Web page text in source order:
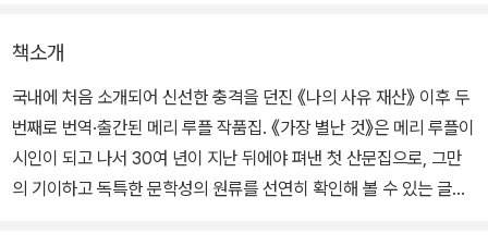
책소개
국내에 처음 소개되어 신선한 충격을 던진 《나의 사유 재산》 이후 두
번째로 번역·출간된 메리 루플 작품집. 《가장 별난 것》은 메리 루플이
시인이 되고 나서 30여 년이 지난 뒤에야 펴낸 첫 산문집으로, 그만
의 기이하고 독특한 문학성의 원류를 선연히 확인해 볼 수 있는 글들